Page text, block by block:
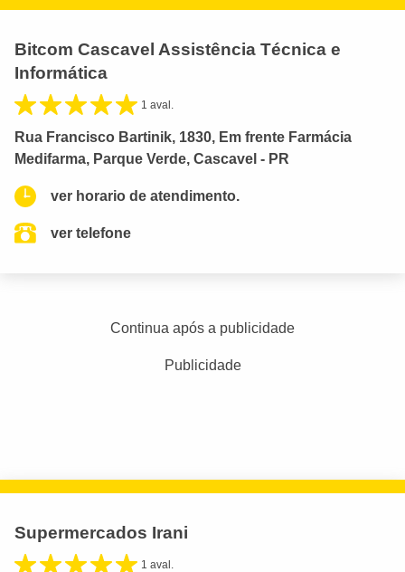
Bitcom Cascavel Assistência Técnica e
Informática
1 aval.
Rua Francisco Bartinik, 1830, Em frente Farmácia
Medifarma, Parque Verde, Cascavel - PR
ver horario de atendimento.
ver telefone
Continua após a publicidade
Publicidade
Supermercados Irani
1 aval.